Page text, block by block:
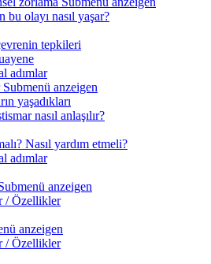
bu olayı nasıl yaşar?
tepkileri
adımlar
Submenü anzeigen
yaşadıkları
nasıl anlaşılır?
Nasıl yardım etmeli?
adımlar
anzeigen
/ Özellikler
anzeigen
/ Özellikler